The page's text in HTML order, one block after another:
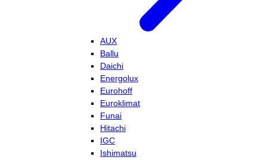
AUX
Ballu
Daichi
Energolux
Eurohoff
Euroklimat
Funai
Hitachi
IGC
Ishimatsu